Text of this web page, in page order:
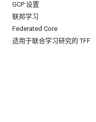
GCP 设置
联邦学习
Federated Core
适用于联合学习研究的 TFF